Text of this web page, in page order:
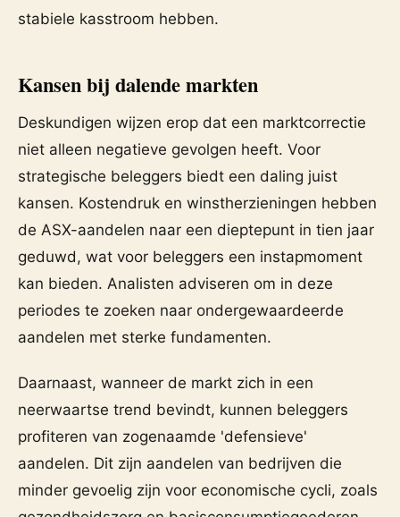
stabiele kasstroom hebben.
Kansen bij dalende markten
Deskundigen wijzen erop dat een marktcorrectie
niet alleen negatieve gevolgen heeft. Voor
strategische beleggers biedt een daling juist
kansen. Kostendruk en winstherzieningen hebben
de ASX-aandelen naar een dieptepunt in tien jaar
geduwd, wat voor beleggers een instapmoment
kan bieden. Analisten adviseren om in deze
periodes te zoeken naar ondergewaardeerde
aandelen met sterke fundamenten.
Daarnaast, wanneer de markt zich in een
neerwaartse trend bevindt, kunnen beleggers
profiteren van zogenaamde 'defensieve'
aandelen. Dit zijn aandelen van bedrijven die
minder gevoelig zijn voor economische cycli, zoals